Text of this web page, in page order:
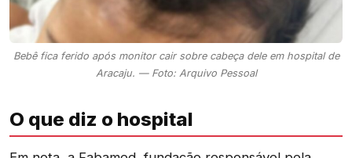
Bebê fica ferido após monitor cair sobre cabeça dele em hospital de
Aracaju. — Foto: Arquivo Pessoal
O que diz o hospital